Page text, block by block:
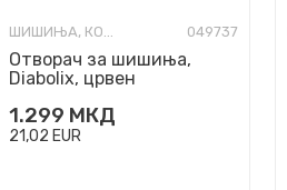
ШИШИЊА, КОЛБИ И ОТВАРАЧИ 049737
Отворач за шишиња,
Diabolix, црвен
1.299 МКД
21,02 EUR